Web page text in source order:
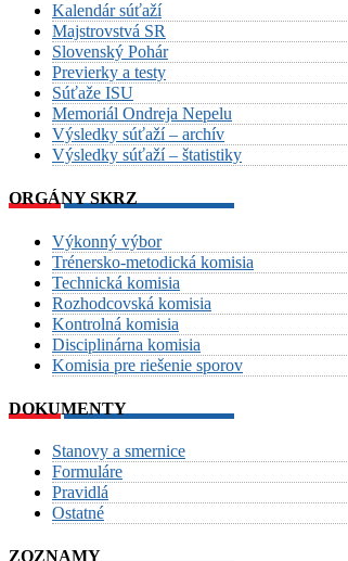
Kalendár súťaží
Majstrovstvá SR
Slovenský Pohár
Previerky a testy
Súťaže ISU
Memoriál Ondreja Nepelu
Výsledky súťaží – archív
Výsledky súťaží – štatistiky
ORGÁNY SKRZ
Výkonný výbor
Trénersko-metodická komisia
Technická komisia
Rozhodcovská komisia
Kontrolná komisia
Disciplinárna komisia
Komisia pre riešenie sporov
DOKUMENTY
Stanovy a smernice
Formuláre
Pravidlá
Ostatné
ZOZNAMY